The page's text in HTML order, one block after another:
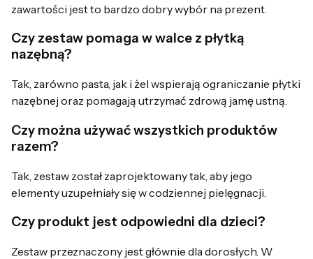
zawartości jest to bardzo dobry wybór na prezent.
Czy zestaw pomaga w walce z płytką
nazębną?
Tak, zarówno pasta, jak i żel wspierają ograniczanie płytki
nazębnej oraz pomagają utrzymać zdrową jamę ustną.
Czy można używać wszystkich produktów
razem?
Tak, zestaw został zaprojektowany tak, aby jego
elementy uzupełniały się w codziennej pielęgnacji.
Czy produkt jest odpowiedni dla dzieci?
Zestaw przeznaczony jest głównie dla dorosłych. W